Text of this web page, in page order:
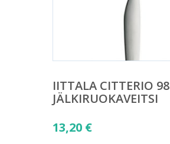
IITTALA CITTERIO 98
JÄLKIRUOKAVEITSI
13,20 €